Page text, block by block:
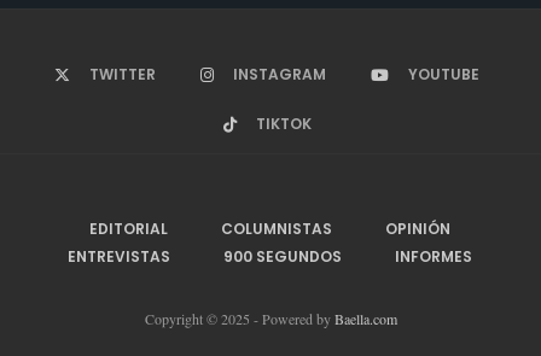
TWITTER INSTAGRAM YOUTUBE
TIKTOK
EDITORIAL COLUMNISTAS
OPINIÓN
ENTREVISTAS
900 SEGUNDOS INFORMES
Copyright © 2025 - Powered byBaella.com